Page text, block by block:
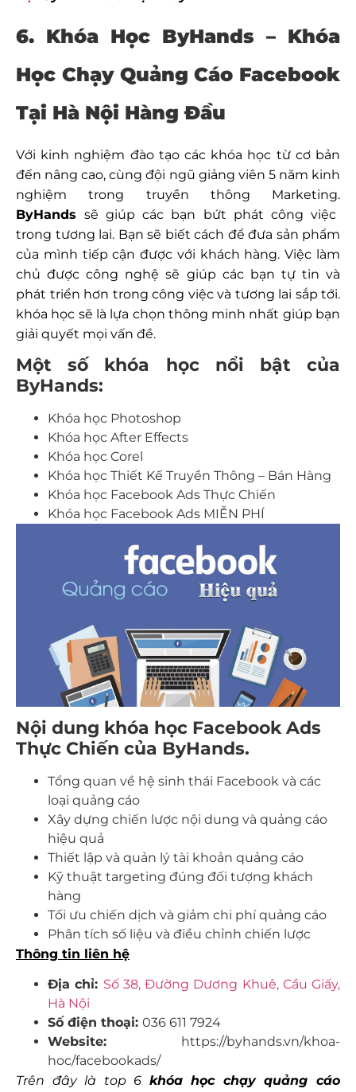
6. Khóa Học ByHands – Khóa
Học Chạy Quảng Cáo Facebook
Tại Hà Nội Hàng Đầu
Với kinh nghiệm đào tạo các khóa học từ cơ bản
đến nâng cao, cùng đội ngũ giảng viên 5 năm kinh
nghiệm trong truyền thông Marketing.
ByHandssẽ giúp các bạn bứt phát công việc
trong tương lai. Bạn sẽ biết cách để đưa sản phẩm
của mình tiếp cận được với khách hàng. Việc làm
chủ được công nghệ sẽ giúp các bạn tự tin và
phát triển hơn trong công việc và tương lai sắp tới.
khóa học sẽ là lựa chọn thông minh nhất giúp bạn
giải quyết mọi vấn đề.
Một số khóa học nổi bật của
ByHands:
Khóa học Photoshop
Khóa học After Effects
Khóa học Corel
Khóa học Thiết Kế Truyền Thông – Bán Hàng
Khóa học Facebook Ads Thực Chiến
Khóa học Facebook Ads MIỄN PHÍ
Nội dung khóa học Facebook Ads
Thực Chiến của ByHands.
Tổng quan về hệ sinh thái Facebook và các
loại quảng cáo
Xây dựng chiến lược nội dung và quảng cáo
hiệu quả
Thiết lập và quản lý tài khoản quảng cáo
Kỹ thuật targeting đúng đối tượng khách
hàng
Tối ưu chiến dịch và giảm chi phí quảng cáo
Phân tích số liệu và điều chỉnh chiến lược
Thông tin liên hệ
Địa chỉ: Số 38, Đường Dương Khuê, Cầu Giấy,
Hà Nội
Số điện thoại: 036 611 7924
Website:
https://byhands.vn/khoa-
hoc/facebookads/
Trên đây là top 6 khóa học chạy quảng cáo